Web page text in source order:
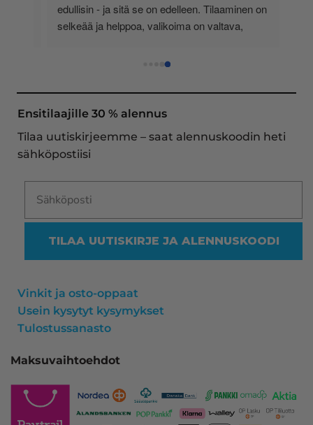
edullisin - ja sitä se on edelleen. Tilaaminen on
selkeää ja helppoa, valikoima on valtava,
asiakaspalvelu todella ripeää (s-postin kautta) ja
oli noudettavissa postin lokerosta tänään!! En
näe mitään syytä vaihtaa toimittajaa. Kaikki on
ollut mitään moitittavaa! Lämmin suositus!
Ensitilaajille 30 % alennus
Tilaa uutiskirjeemme – saat alennuskoodin heti
sähköpostiisi
TILAA UUTISKIRJE JA ALENNUSKOODI
Vinkit ja osto-oppaat
Usein kysytyt kysymykset
Tulostussanasto
Maksuvaihtoehdot